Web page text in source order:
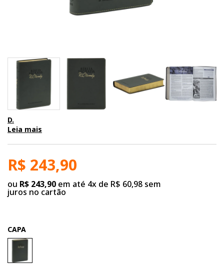
D.
Leia mais
R$ 243,90
ou R$ 243,90 em até 4x de R$ 60,98 sem
juros no cartão
CAPA